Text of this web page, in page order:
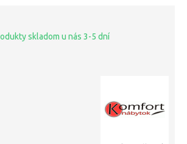
skladom u nás 3-5 dní